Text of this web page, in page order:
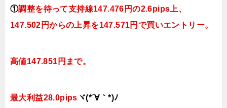
①調整を待って支持線147.476円の2.6pips上、
147.502円からの 上昇を147.571円で買いエントリー。
高値147.851円まで。
最大利益28.0pips ヾ(*´∀｀*)ﾉ